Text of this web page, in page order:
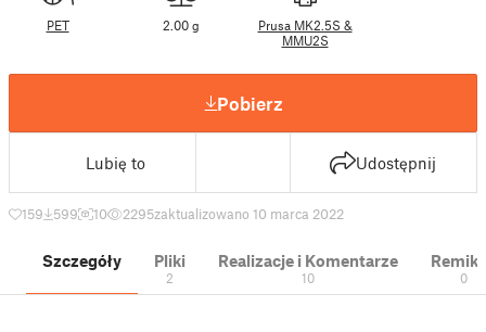
PET 2.00 g
Prusa MK2.5S &
MMU2S
Pobierz
Lubię to Udostępnij
159 599 10 2295zaktualizowano 10 marca 2022
Szczegóły Pliki
2
Realizacje i Komentarze
10 0